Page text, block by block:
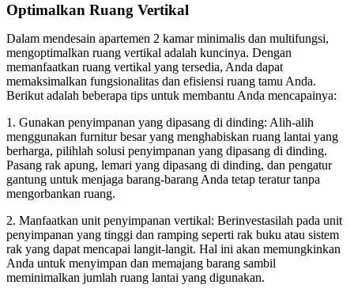
Optimalkan Ruang Vertikal
Dalam mendesain apartemen 2 kamar minimalis dan multifungsi,
mengoptimalkan ruang vertikal adalah kuncinya. Dengan
memanfaatkan ruang vertikal yang tersedia, Anda dapat
memaksimalkan fungsionalitas dan efisiensi ruang tamu Anda.
Berikut adalah beberapa tips untuk membantu Anda mencapainya:
1. Gunakan penyimpanan yang dipasang di dinding: Alih-alih
menggunakan furnitur besar yang menghabiskan ruang lantai yang
berharga, pilihlah solusi penyimpanan yang dipasang di dinding.
Pasang rak apung, lemari yang dipasang di dinding, dan pengatur
gantung untuk menjaga barang-barang Anda tetap teratur tanpa
mengorbankan ruang.
2. Manfaatkan unit penyimpanan vertikal: Berinvestasilah pada unit
penyimpanan yang tinggi dan ramping seperti rak buku atau sistem
rak yang dapat mencapai langit-langit. Hal ini akan memungkinkan
Anda untuk menyimpan dan memajang barang sambil
meminimalkan jumlah ruang lantai yang digunakan.